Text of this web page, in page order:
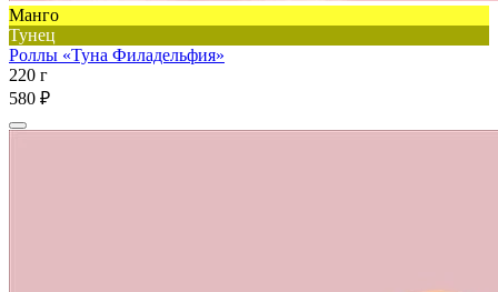
Манго
Тунец
Роллы «Туна Филадельфия»
220 г
580 ₽